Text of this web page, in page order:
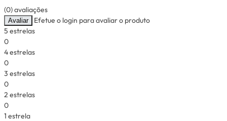
(0) avaliações
Avaliar
Efetue o login para avaliar o produto
5 estrelas
0
4 estrelas
0
3 estrelas
0
2 estrelas
0
1 estrela